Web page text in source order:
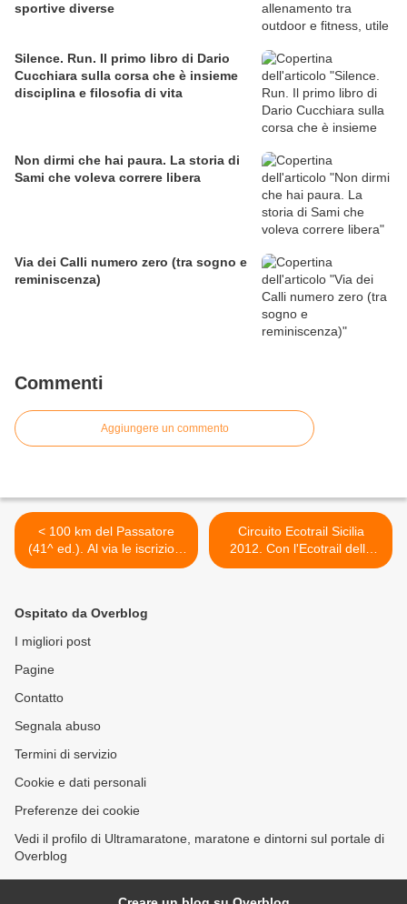
sportive diverse
Silence. Run. Il primo libro di Dario
Cucchiara sulla corsa che è insieme
disciplina e filosofia di vita
Non dirmi che hai paura. La storia di
Sami che voleva correre libera
Via dei Calli numero zero (tra sogno e
reminiscenza)
Commenti
Aggiungere un commento
< 100 km del Passatore
(41^ ed.). Al via le iscrizioni
alla Cento del Passatore
bozzetto della medaglia
Circuito Ecotrail Sicilia
2012. Con l'Ecotrail della
Ficuzza (23 dicembre 2012)
Ospitato da Overblog
I migliori post
Pagine
Contatto
Segnala abuso
Termini di servizio
Cookie e dati personali
Preferenze dei cookie
Vedi il profilo di Ultramaratone, maratone e dintorni sul portale di
Overblog